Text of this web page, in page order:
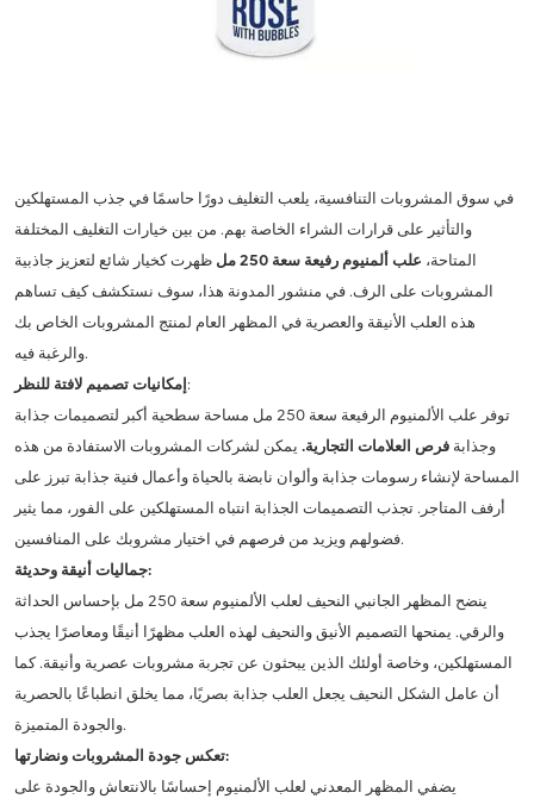
في سوق المشروبات التنافسية، يلعب التغليف دورًا حاسمًا في جذب المستهلكين
والتأثير على قرارات الشراء الخاصة بهم. من بين خيارات التغليف المختلفة
المتاحة، علب ألمنيوم رفيعة سعة 250 مل
ظهرت كخيار شائع لتعزيز جاذبية
المشروبات على الرف. في منشور المدونة هذا، سوف نستكشف كيف تساهم
هذه العلب الأنيقة والعصرية في المظهر العام لمنتج المشروبات الخاص بك
والرغبة فيه.
إمكانيات تصميم لافتة للنظر :
توفر علب الألمنيوم الرفيعة سعة 250 مل مساحة سطحية أكبر لتصميمات جذابة
وجذابة فرص العلامات التجارية. يمكن لشركات المشروبات الاستفادة من هذه
المساحة لإنشاء رسومات جذابة وألوان نابضة بالحياة وأعمال فنية جذابة تبرز على
أرفف المتاجر. تجذب التصميمات الجذابة انتباه المستهلكين على الفور، مما يثير
فضولهم ويزيد من فرصهم في اختيار مشروبك على المنافسين.
جماليات أنيقة وحديثة:
ينضح المظهر الجانبي النحيف لعلب الألمنيوم سعة 250 مل بإحساس الحداثة
والرقي. يمنحها التصميم الأنيق والنحيف لهذه العلب مظهرًا أنيقًا ومعاصرًا يجذب
المستهلكين، وخاصة أولئك الذين يبحثون عن تجربة مشروبات عصرية وأنيقة. كما
أن عامل الشكل النحيف يجعل العلب جذابة بصريًا، مما يخلق انطباعًا بالحصرية
والجودة المتميزة.
تعكس جودة المشروبات ونضارتها:
يضفي المظهر المعدني لعلب الألمنيوم إحساسًا بالانتعاش والجودة على